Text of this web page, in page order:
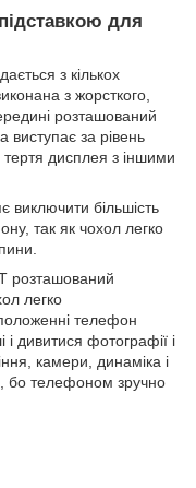
для
з кількох
з жорсткого,
розташований
за рівень
дисплея з іншими
виключити більшість
так як чохол легко
розташований
легко
телефон
дивитися фотографії і
камери, динаміка і
бо телефоном зручно